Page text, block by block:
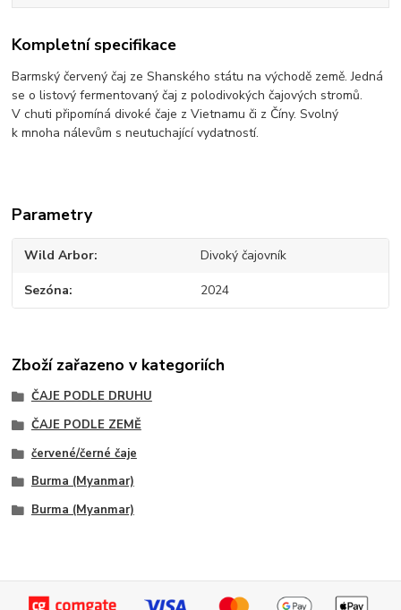
Kompletní specifikace
Barmský červený čaj ze Shanského státu na východě země. Jedná
se o listový fermentovaný čaj z polodivokých čajových stromů.
V chuti připomíná divoké čaje z Vietnamu či z Číny. Svolný
k mnoha nálevům s neutuchající vydatností.
Parametry
Wild Arbor Divoký čajovník
Sezóna 2024
Zboží zařazeno v kategoriích
ČAJE PODLE DRUHU
ČAJE PODLE ZEMĚ
červené/černé čaje
Burma (Myanmar)
Burma (Myanmar)